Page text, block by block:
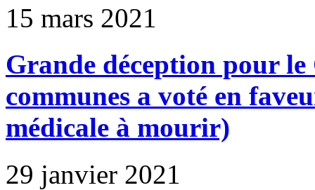
15 mars 2021
Grande déception pour
communes a voté en
médicale à mourir)
29 janvier 2021